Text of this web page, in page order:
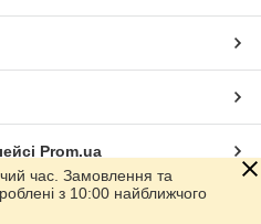
Prom.ua
час. Замовлення та
з 10:00 найближчого